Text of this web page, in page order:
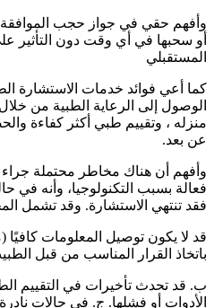
وأفهم حقي في جواز حجب
أو سحبها في أي وقت دون التأثير
المستقبلي
كما أعي فوائد خدمات الاستشارة
الوصول إلى الرعاية الطبية من
منزله ، وتقييم طبي أكثر كفاءة
عن بعد.
وأفهم أن هناك مخاطر محتملة جراء
فعالة بسبب التكنولوجيا، وأنه
فقد تنتهي الاستشارة. وقد تشمل
قد لا يكون توصيل المعلومات
باتخاذ القرار المناسب من قبل
ب. قد تحدث تأخيرات في التقييم
الأدوات أو فشلها. ج. في حالات